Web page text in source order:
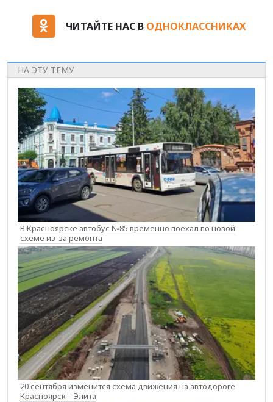
ЧИТАЙТЕ НАС В ОДНОКЛАССНИКАХ
НА ЭТУ ТЕМУ
В Красноярске автобус №85 временно поехал по новой
схеме из-за ремонта
20 сентября изменится схема движения на автодороге
Красноярск – Элита